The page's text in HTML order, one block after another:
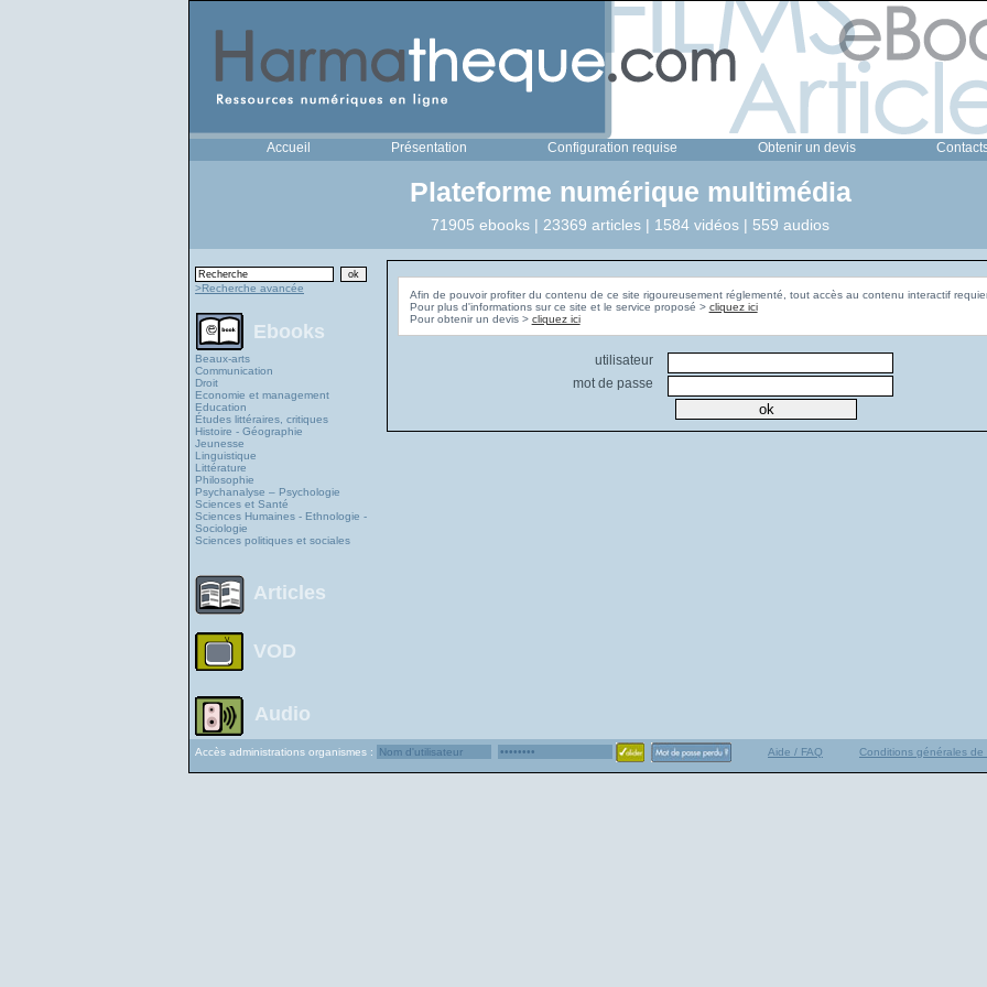
Accueil Présentation Configuration requise Obtenir un devis
Plateforme numérique multimédia
71905 ebooks | 23369 articles | 1584 vidéos | 559 audios
>Recherche avancée
Ebooks
Beaux-arts
Communication
Droit
Economie et management
Education
Études littéraires, critiques
Histoire - Géographie
Jeunesse
Linguistique
Littérature
Philosophie
Psychanalyse – Psychologie
Sciences et Santé
Sciences Humaines - Ethnologie -
Sociologie
Sciences politiques et sociales
Articles
VOD
Audio
Afin de pouvoir profiter du contenu de ce site rigoureusement réglementé, tout accès au contenu interactif
Pour plus d'informations sur ce site et le service proposé > cliquez ici
Pour obtenir un devis > cliquez ici
utilisateur
mot de passe
Accès administrations organismes : Aide / FAQ Conditions générales de